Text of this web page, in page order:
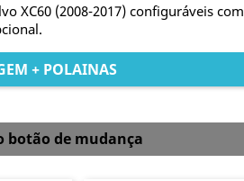
XC60 (2008-2017) configuráveis com
+ POLAINAS
botão de mudança